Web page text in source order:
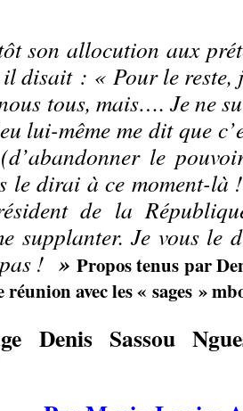
son allocution aux
disait : « Pour le reste,
tous, mais…. Je ne
lui-même me dit que
le
le dirai à ce moment-là
de la
supplanter. Je vous le
pas !» Propos tenus par
réunion avec les « sages »
Denis Sassou